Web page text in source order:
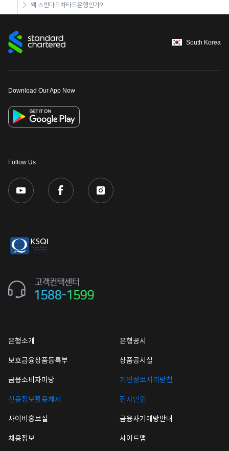
왜 스탠다드차타드은행인가?
South Korea
Download Our App Now
Follow Us
은행소개 은행공시
보호금융상품등록부 상품공시실
금융소비자마당 개인정보처리방침
신용정보활용체제 전자민원
사이버홍보실 금융사기예방안내
채용정보 사이트맵